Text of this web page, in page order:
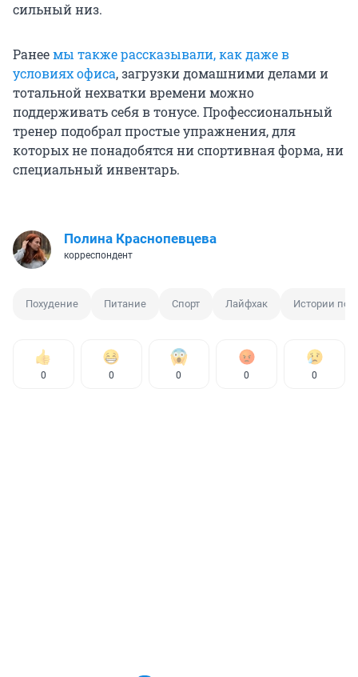
сильный низ.
Ранеемы также рассказывали, как даже в
условиях офиса, загрузки домашними делами и
тотальной нехватки времени можно
поддерживать себя в тонусе. Профессиональный
тренер подобрал простые упражнения, для
которых не понадобятся ни спортивная форма, ни
специальный инвентарь.
Полина Краснопевцева
корреспондент
Похудение Питание Спорт Лайфхак Истории
0 0 0 0 0